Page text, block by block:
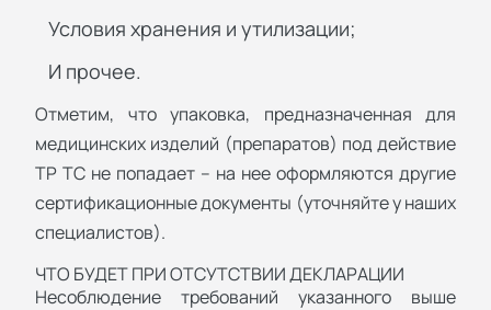
Условия хранения и утилизации;
И прочее.
Отметим, что упаковка, предназначенная для
медицинских изделий (препаратов) под действие
ТР ТС не попадает – на нее оформляются другие
сертификационные документы (уточняйте у наших
специалистов).
ЧТО БУДЕТ ПРИ ОТСУТСТВИИ ДЕКЛАРАЦИИ
Несоблюдение требований указанного выше